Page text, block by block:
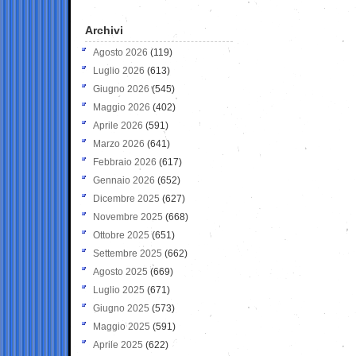
Archivi
Agosto 2026 (119)
Luglio 2026 (613)
Giugno 2026 (545)
Maggio 2026 (402)
Aprile 2026 (591)
Marzo 2026 (641)
Febbraio 2026 (617)
Gennaio 2026 (652)
Dicembre 2025 (627)
Novembre 2025 (668)
Ottobre 2025 (651)
Settembre 2025 (662)
Agosto 2025 (669)
Luglio 2025 (671)
Giugno 2025 (573)
Maggio 2025 (591)
Aprile 2025 (622)